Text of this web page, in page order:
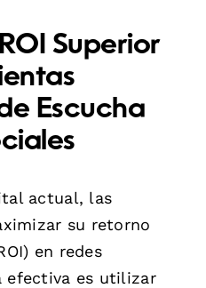
Superior
Escucha
actual, las
su retorno
en redes
efectiva es utilizar